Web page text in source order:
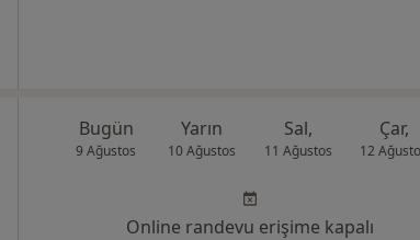
Bugün
9 Ağustos
Yarın
10 Ağustos
Sal,
11 Ağustos
Çar,
12
Online randevu erişime kapalı